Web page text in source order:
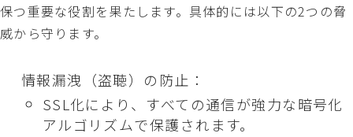
保つ重要な役割を果たします。具体的には以下の2つの脅
威から守ります。
情報漏洩（盗聴）の防止：
SSL化により、すべての通信が強力な暗号化
アルゴリズムで保護されます。